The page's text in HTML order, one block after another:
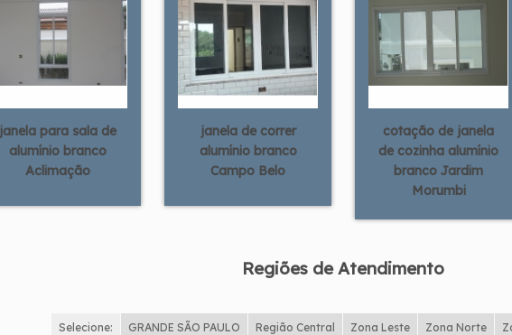
janela para sala de
alumínio branco
Aclimação
janela de correr
alumínio branco
Campo Belo
cotação de janela
de cozinha alumínio
branco Jardim
Morumbi
Regiões de Atendimento
Selecione: GRANDE SÃO PAULO Região Central Zona Leste Zona Norte